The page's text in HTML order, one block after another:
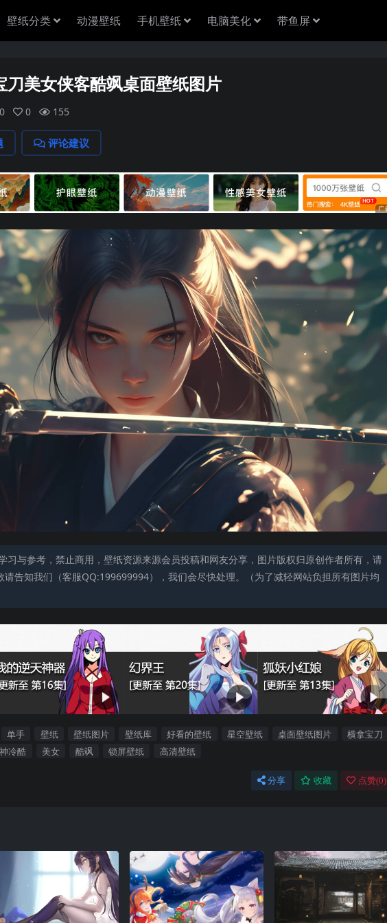
壁纸分类 动漫壁纸 手机壁纸 电脑美化 带鱼屏
刀美女侠客酷飒桌面壁纸图片
0 0 155
评论建议
习与参考，禁止商用，壁纸资源来源会员投稿和网友分享，图片版权归原创作者所有，请
告知我们（客服QQ:199699994），我们会尽快处理。（为了减轻网站负担所有图片均
单手 壁纸 壁纸图片 壁纸库 好看的壁纸 星空壁纸 桌面壁纸图片
横拿宝刀
冷酷 美女 酷飒 锁屏壁纸 高清壁纸
分享 收藏 点赞(0)